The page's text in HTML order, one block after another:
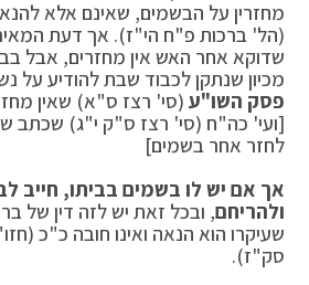
מחזרין על הבשמים, שאינם אלא
(הל' ברכות פ"ח הי"ז). אך דעת
שדוקא אחר האש אין מחזרים, אבל
מכיון שנתקן לכבוד שבת להודיע על
פסק השו"ע (סי' רצז ס"א) שאין
[ועי' כה"ח (סי' רצז ס"ק י"ג) שכתב
לחזר אחר בשמים]
אך אם יש לו בשמים בביתו, חייב
ולהריחם, ובכל זאת יש לזה דין של
שעיקרו הוא הנאה ואינו חובה כ"כ
סק"ז).